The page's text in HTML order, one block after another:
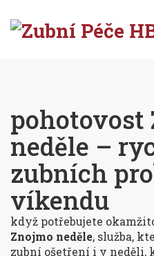
pohotovost
neděle –
zubních
víkendu
když potřebujete
Znojmo neděle, služba,
zubní ošetření i v neděli,